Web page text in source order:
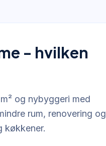
- hvilken
og nybyggeri med
rum, renovering og
køkkener.